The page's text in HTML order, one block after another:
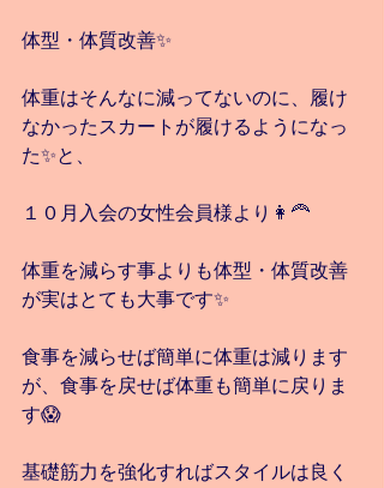
体型・体質改善✨
体重はそんなに減ってないのに、履け
なかったスカートが履けるようになっ
た✨と、
１０月入会の女性会員様より👩‍🦰
体重を減らす事よりも体型・体質改善
が実はとても大事です✨
食事を減らせば簡単に体重は減ります
が、食事を戻せば体重も簡単に戻りま
す😱
基礎筋力を強化すればスタイルは良く